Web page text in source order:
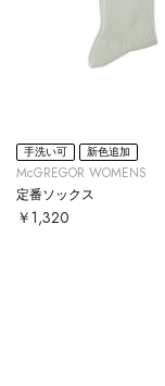
手洗い可 新色追加
McGREGOR WOMENS
定番ソックス
￥1,320